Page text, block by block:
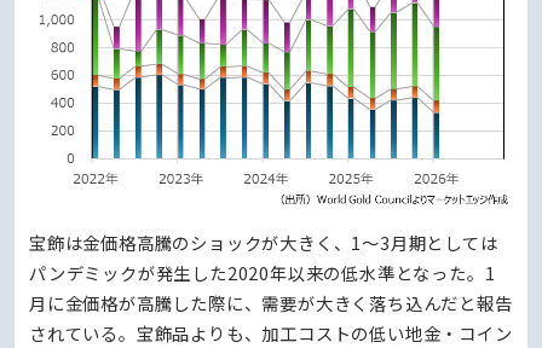
宝飾は金価格高騰のショックが大きく、1～3月期としては
パンデミックが発生した2020年以来の低水準となった。1
月に金価格が高騰した際に、需要が大きく落ち込んだと報告
されている。宝飾品よりも、加工コストの低い地金・コイン